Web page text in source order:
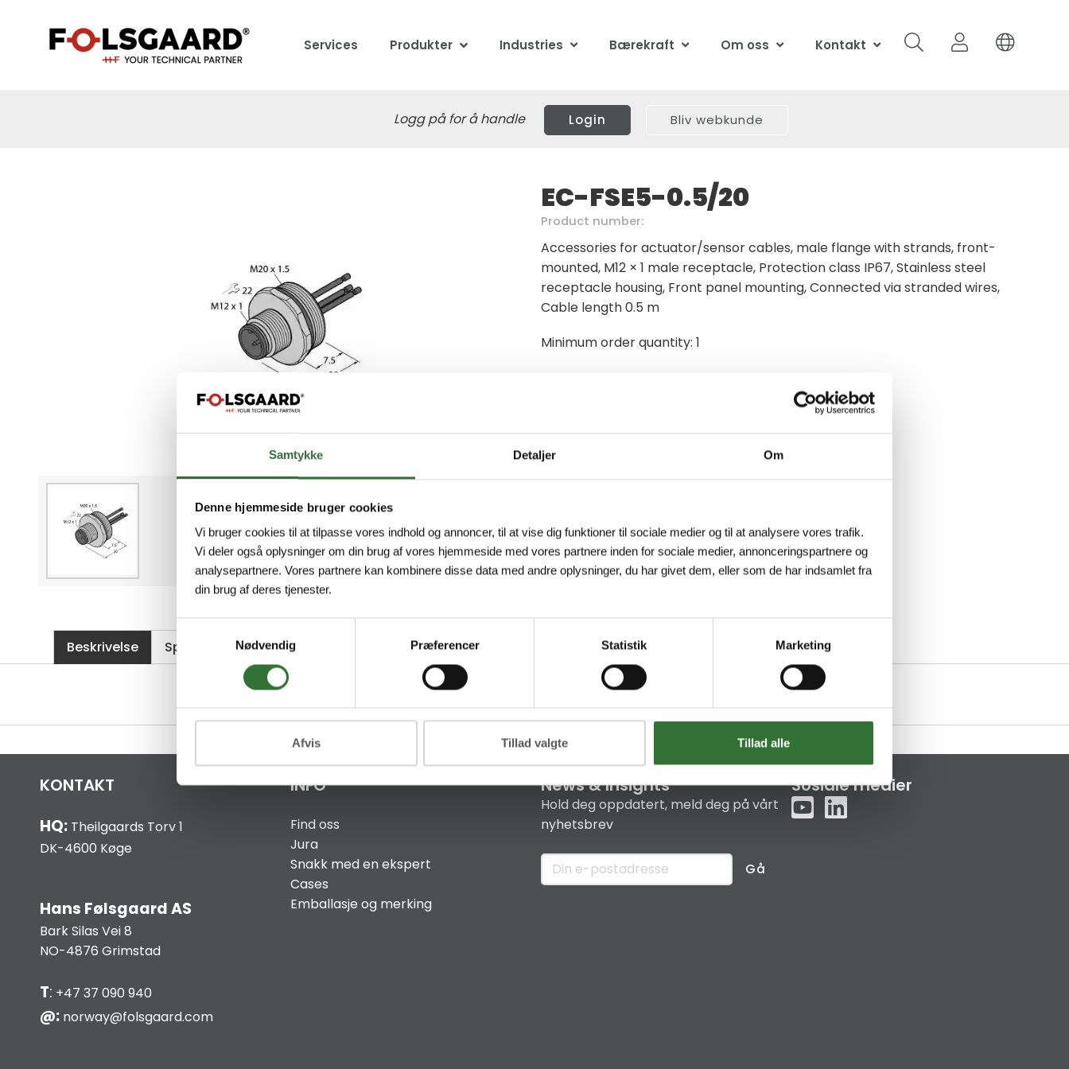
Samtykke Detaljer Om
Denne hjemmeside bruger cookies
Vi bruger cookies til at tilpasse vores indhold og annoncer, til at vise dig funktioner til sociale medier og til at analysere vores trafik.
Vi deler også oplysninger om din brug af vores hjemmeside med vores partnere inden for sociale medier, annonceringspartnere og
analysepartnere. Vores partnere kan kombinere disse data med andre oplysninger, du har givet dem, eller som de har indsamlet fra
din brug af deres tjenester.
Nødvendig
Præferencer Statistik Marketing
Afvis Tillad valgte Tillad alle
Services Produkter Industries Bærekraft Om oss Kontakt
Logg på for å handle Login Bliv webkunde
EC-FSE5-0.5/20
Product number:
Accessories for actuator/sensor cables, male flange with strands, front-
mounted, M12 × 1 male receptacle, Protection class IP67, Stainless steel
receptacle housing, Front panel mounting, Connected via stranded wires,
Cable length 0.5 m
Minimum order quantity: 1
Beskrivelse Spesifikasjoner Filer
KONTAKT
HQ:Theilgaards Torv 1
DK-4600 Køge
Hans Følsgaard AS
Bark Silas Vei 8
NO-4876 Grimstad
T: +47 37 090 940
@:norway@folsgaard.com
INFO
Find oss
Jura
Snakk med en ekspert
Cases
Emballasje og merking
News & Insights
Hold deg oppdatert, meld deg på vårt
nyhetsbrev
Gå
Sosiale medier